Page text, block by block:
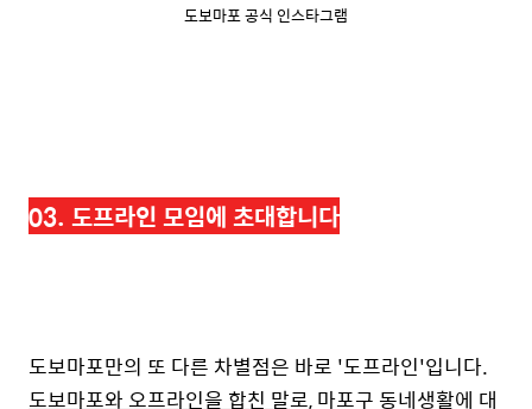
도보마포 공식 인스타그램
03. 도프라인 모임에 초대합니다
도보마포만의 또 다른 차별점은 바로 '도프라인'입니다.
도보마포와 오프라인을 합친 말로, 마포구 동네생활에 대